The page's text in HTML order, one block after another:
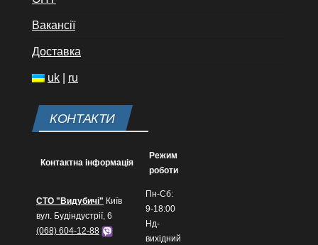
Вакансії
Доставка
uk ru
КОНТАКТИ
Контактна інформація
Режим
роботи
СТО "Видубичі" Київ
вул. Будіндустрії, 6
(068) 604-12-88
Пн-Сб:
9-18:00
Нд-
вихідний